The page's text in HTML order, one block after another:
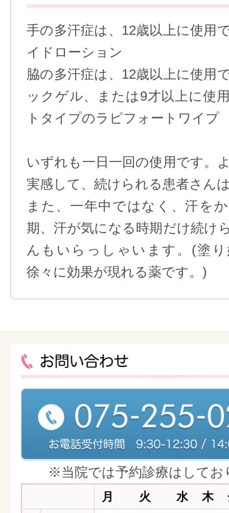
手の多汗症は、12歳以上に使用
イドローション
脇の多汗症は、12歳以上に使用
ックゲル、または9才以上に使
トタイプのラピフォートワイプ
いずれも一日一回の使用です。
実感して、続けられる患者さん
また、一年中ではなく、汗を
期、汗が気になる時期だけ続け
んもいらっしゃいます。(塗
徐々に効果が現れる薬です。)
※当院では予約診療はしてお
月 火 水 木